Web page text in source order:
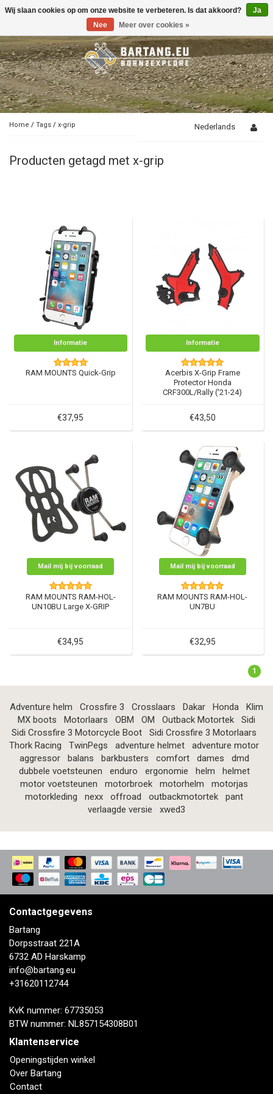
Toggle
Home / Tags / x-grip Nederlands
Producten getagd met x-grip
Informatie
RAM MOUNTS Quick-Grip
€37,95
Informatie
Acerbis X-Grip Frame
Protector Honda
CRF300L/Rally ('21-24)
€43,50
Mail mij bij voorraad
RAM MOUNTS RAM-HOL-
UN10BU Large X-GRIP
€34,95
Mail mij bij voorraad
RAM MOUNTS RAM-HOL-
UN7BU
€32,95
1
Adventure helm Crossfire 3 Crosslaars Dakar Honda
Klim
MX boots
Motorlaars OBM OM Outback Motortek
Sidi
Sidi Crossfire 3 Motorcycle Boot
Sidi Crossfire 3 Motorlaars
Thork Racing
TwinPegs adventure helmet
adventure motor
aggressor
balans barkbusters comfort dames
dmd
dubbele voetsteunen
enduro ergonomie helm
helmet
motor voetsteunen
motorbroek motorhelm
motorjas
motorkleding
nexx offroad outbackmotortek
pant
verlaagde versie
xwed3
Contactgegevens
Bartang
Dorpsstraat 221A
6732 AD Harskamp
info@bartang.eu
+31620112744
KvK nummer: 67735053
BTW nummer: NL857154308B01
Klantenservice
Openingstijden winkel
Over Bartang
Contact
Wij slaan cookies op om onze website te verbeteren. Is dat akkoord?
Ja
Nee
Meer over cookies »